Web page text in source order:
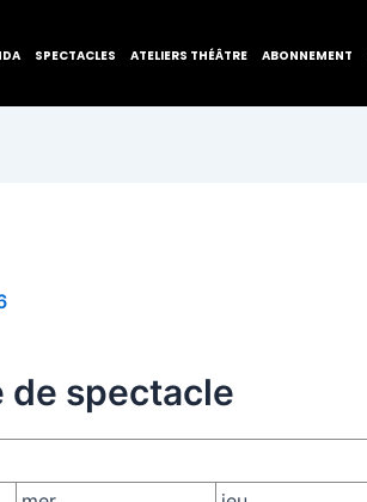
SPECTACLES ATELIERS THÉÂTRE ABONNEMENT
de spectacle